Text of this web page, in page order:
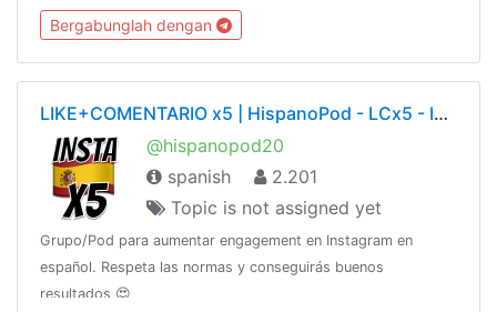
Bergabunglah dengan
LIKE+COMENTARIO x5 | HispanoPod - LCx5 - Instagram Pod en Español
@hispanopod20
spanish
2.201
Topic is not assigned yet
Grupo/Pod para aumentar engagement en Instagram en
español. Respeta las normas y conseguirás buenos
resultados 😍